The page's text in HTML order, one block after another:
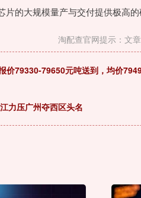
的大规模量产与交付提供极高的
淘配查官网提示：文
价79330-79650元吨送到，均价
力压广州夺西区头名